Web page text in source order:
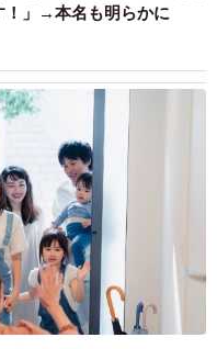
！」→本名も明らかに